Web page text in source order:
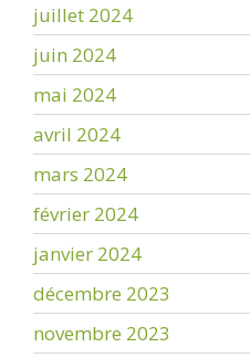
juillet 2024
juin 2024
mai 2024
avril 2024
mars 2024
février 2024
janvier 2024
décembre 2023
novembre 2023